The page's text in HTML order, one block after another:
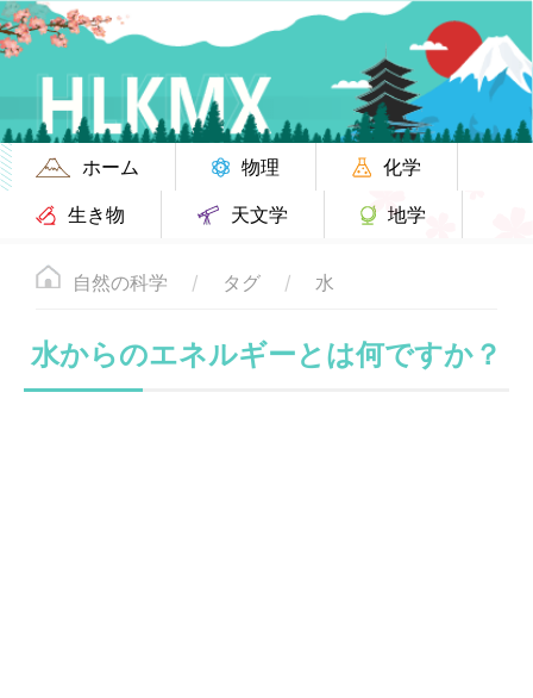
ホーム 物理
化学
生き物
天文学 地学
自然の科学 タグ 水
水からのエネルギーとは何ですか？